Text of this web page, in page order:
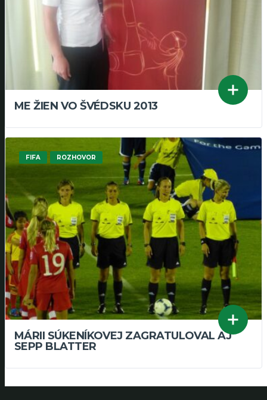
ME ŽIEN VO ŠVÉDSKU 2013
FIFA ROZHOVOR
MÁRII SÚKENÍKOVEJ ZAGRATULOVAL AJ
SEPP BLATTER